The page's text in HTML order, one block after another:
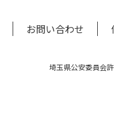
お問い合わせ
埼玉県公安委員会